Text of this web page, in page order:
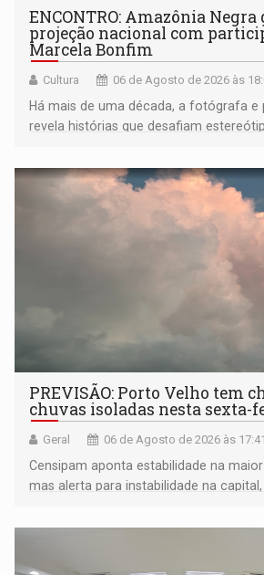
ENCONTRO: Amazônia Negra
projeção nacional com
Marcela Bonfim
Cultura 06 de Agosto de 2026 às
Há mais de uma década, a fotógrafa e
revela histórias que desafiam
negras
PREVISÃO: Porto Velho tem
chuvas isoladas nesta sexta-
Geral 06 de Agosto de 2026 às 17:41
Censipam aponta estabilidade na
mas alerta para instabilidade na